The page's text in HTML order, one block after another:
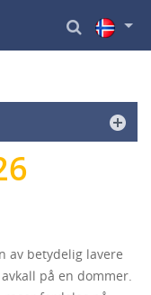
av betydelig lavere
på en dommer.